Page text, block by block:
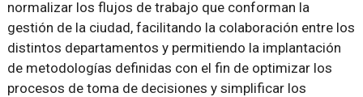
normalizar los flujos de trabajo que conforman la
gestión de la ciudad, facilitando la colaboración entre los
distintos departamentos y permitiendo la implantación
de metodologías definidas con el fin de optimizar los
procesos de toma de decisiones y simplificar los